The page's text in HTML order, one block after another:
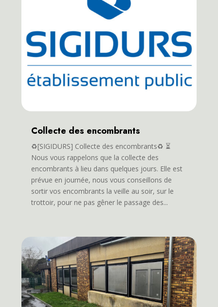
Collecte des encombrants
♻️[SIGIDURS] Collecte des encombrants♻️ ⏳
Nous vous rappelons que la collecte des
encombrants à lieu dans quelques jours. Elle est
prévue en journée, nous vous conseillons de
sortir vos encombrants la veille au soir, sur le
trottoir, pour ne pas gêner le passage des...